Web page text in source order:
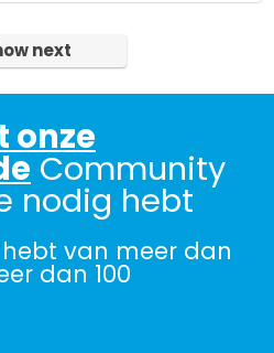
next
onze
Community
nodig hebt
van meer dan
dan 100